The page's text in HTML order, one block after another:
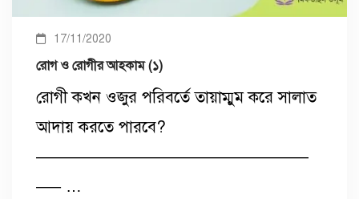
17/11/2020
রোগ ও রোগীর আহকাম (১)
রোগী কখন ওজুর পরিবর্তে তায়াম্মুম করে সালাত
আদায় করতে পারবে?
—————————————————
—– …